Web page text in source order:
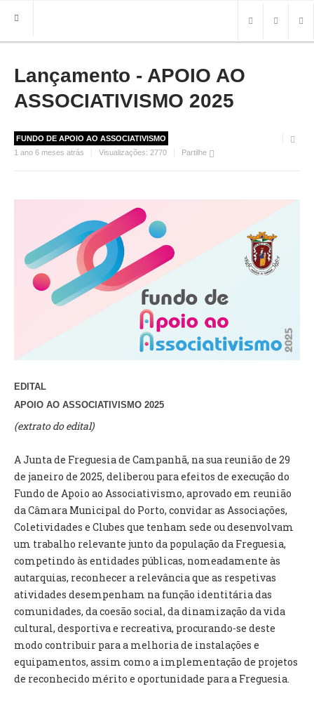
HOME
FREGUESIA
INFO
HISTÓRIA
IMPRENSA
BRASÃO
CONSTITUIÇÃO
PRESIDENTE
ASSEMBLEIA DE FREGUESIA
GRAVAÇÕES DAS REUNIÕES PÚBLICAS DO EXECUTIVO
DOCUMENTOS
ATAS E DOCUMENTOS DA ASSEMBLEIA
EDITAIS
REGULAMENTOS E TAXAS
PLANO E ORÇAMENTO
RELATÓRIO E CONTAS
INVENTÁRIO
RECRUTAMENTO PESSOAL
CÓDIGO DE CONDUTA
ORÇAMENTO COLABORATIVO
Lançamento - APOIO AO
ASSOCIATIVISMO 2025
FUNDO DE APOIO AO ASSOCIATIVISMO
1 ano 6 meses atrás
Visualizações: 2770 Partilhe
EDITAL
APOIO AO ASSOCIATIVISMO 2025
(extrato do edital)
A Junta de Freguesia de Campanhã, na sua reunião de 29
de janeiro de 2025, deliberou para efeitos de execução do
Fundo de Apoio ao Associativismo, aprovado em reunião
da Câmara Municipal do Porto, convidar as Associações,
Coletividades e Clubes que tenham sede ou desenvolvam
um trabalho relevante junto da população da Freguesia,
competindo às entidades públicas, nomeadamente às
autarquias, reconhecer a relevância que as respetivas
atividades desempenham na função identitária das
comunidades, da coesão social, da dinamização da vida
cultural, desportiva e recreativa, procurando-se deste
modo contribuir para a melhoria de instalações e
equipamentos, assim como a implementação de projetos
de reconhecido mérito e oportunidade para a Freguesia.